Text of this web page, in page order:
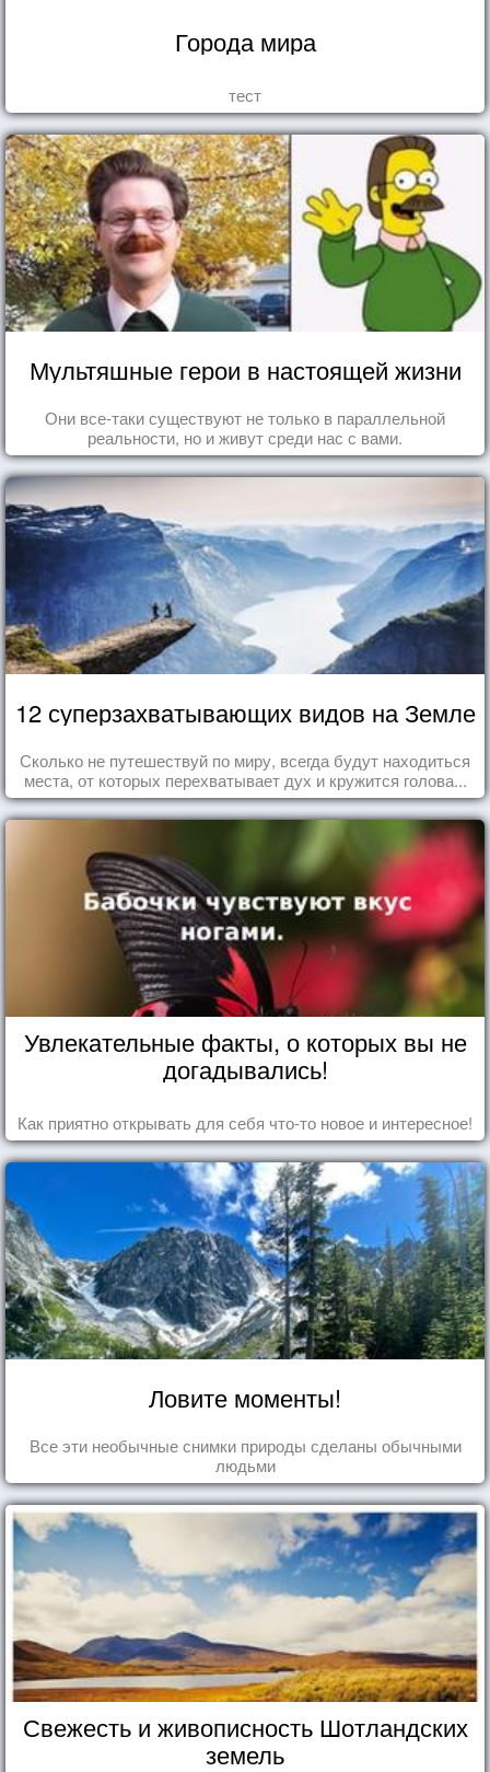
Города мира
тест
Мультяшные герои в настоящей жизни
Они все-таки существуют не только в параллельной
реальности, но и живут среди нас с вами.
12 суперзахватывающих видов на Земле
Сколько не путешествуй по миру, всегда будут находиться
места, от которых перехватывает дух и кружится голова...
Увлекательные факты, о которых вы не
догадывались!
Как приятно открывать для себя что-то новое и интересное!
Ловите моменты!
Все эти необычные снимки природы сделаны обычными
людьми
Свежесть и живописность Шотландских
земель